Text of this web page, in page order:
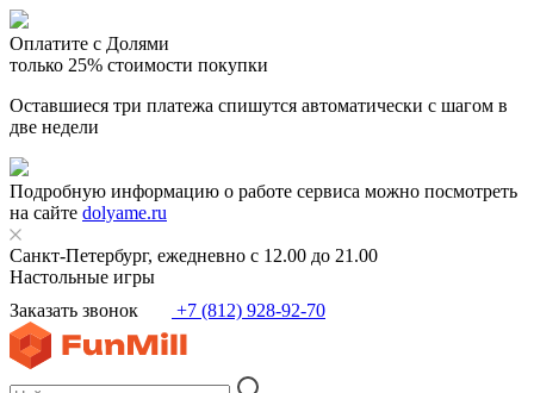
Оплатите с Долями
только 25% стоимости покупки
Оставшиеся три платежа спишутся автоматически с шагом в
две недели
Подробную информацию о работе сервиса можно посмотреть
на сайте dolyame.ru
Санкт-Петербург, ежедневно с 12.00 до 21.00
Настольные игры
Заказать звонок
+7 (812) 928-92-70